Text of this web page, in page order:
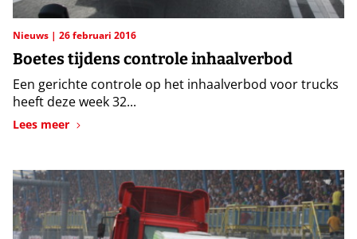
Nieuws 26 februari 2016
Boetes tijdens controle inhaalverbod
Een gerichte controle op het inhaalverbod voor trucks
heeft deze week 32...
Lees meer